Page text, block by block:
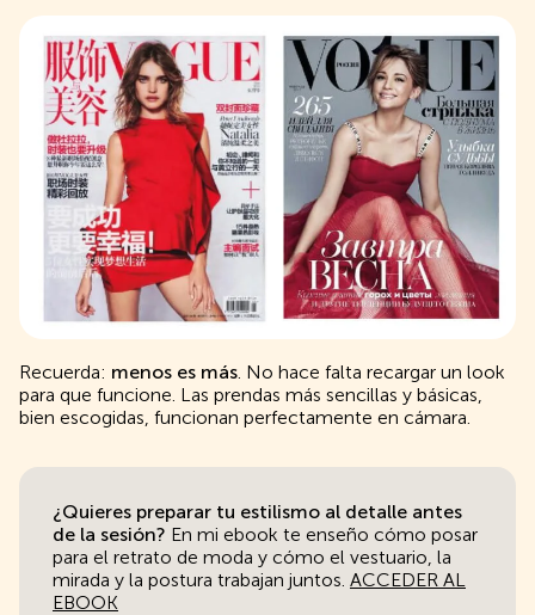
Recuerda: menos es más. No hace falta recargar un look
para que funcione. Las prendas más sencillas y básicas,
bien escogidas, funcionan perfectamente en cámara.
¿Quieres preparar tu estilismo al detalle antes
de la sesión? En mi ebook te enseño cómo posar
para el retrato de moda y cómo el vestuario, la
mirada y la postura trabajan juntos. ACCEDER AL
EBOOK